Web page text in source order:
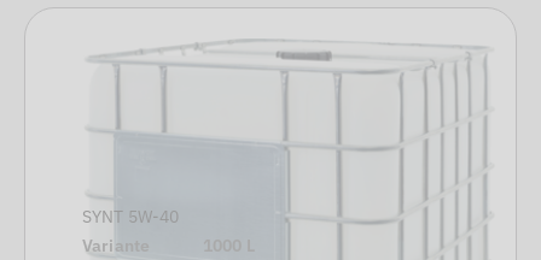
SYNT 5W-40
Variante